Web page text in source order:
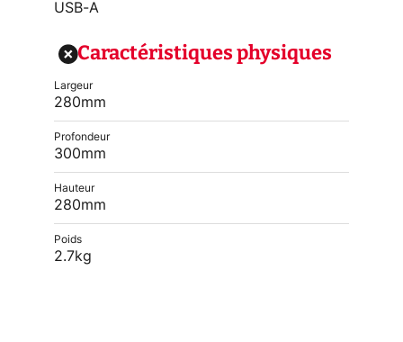
USB-A
Caractéristiques physiques
Largeur
280mm
Profondeur
300mm
Hauteur
280mm
Poids
2.7kg